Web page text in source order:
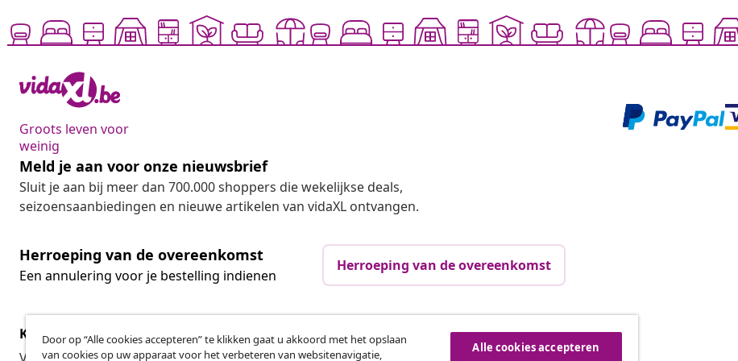
Groots leven voor
weinig
Meld je aan voor onze nieuwsbrief
Sluit je aan bij meer dan 700.000 shoppers die wekelijkse deals,
seizoensaanbiedingen en nieuwe artikelen van vidaXL ontvangen.
Herroeping van de overeenkomst
Een annulering voor je bestelling indienen
Herroeping van de overeenkomst
Klantenservice
Zakelijk
vidaXL
Door op “Alle cookies accepteren” te klikken gaat u akkoord met het opslaan
van cookies op uw apparaat voor het verbeteren van websitenavigatie,
Alle cookies accepteren